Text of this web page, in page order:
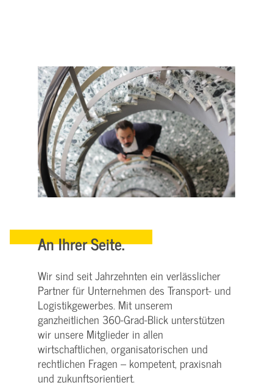
An Ihrer Seite.
Wir sind seit Jahrzehnten ein verlässlicher
Partner für Unternehmen des Transport- und
Logistikgewerbes. Mit unserem
ganzheitlichen 360-Grad-Blick unterstützen
wir unsere Mitglieder in allen
wirtschaftlichen, organisatorischen und
rechtlichen Fragen – kompetent, praxisnah
und zukunftsorientiert.